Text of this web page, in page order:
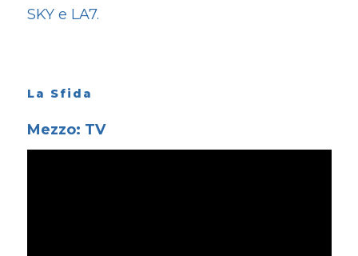
SKY e LA7.
La Sfida
Mezzo: TV